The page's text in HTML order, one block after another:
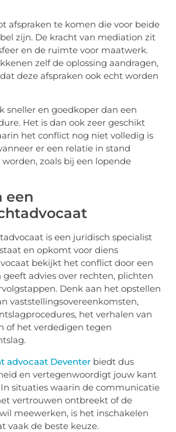
afspraken te komen die voor beide
zijn. De kracht van mediation zit
en de ruimte voor maatwerk.
zelf de oplossing aandragen,
deze afspraken ook echt worden
sneller en goedkoper dan een
Het is dan ook zeer geschikt
het conflict nog niet volledig is
er een relatie in stand
zoals bij een lopende
een
is een juridisch specialist
en opkomt voor diens
bekijkt het conflict door een
advies over rechten, plichten
Denk aan het opstellen
vaststellingsovereenkomsten,
het verhalen van
of het verdedigen tegen
advocaat Deventer biedt dus
en vertegenwoordigt jouw kant
situaties waarin de communicatie
vertrouwen ontbreekt of de
meewerken, is het inschakelen
vaak de beste keuze.